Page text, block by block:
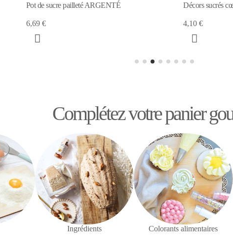
Décors sucrés cœurs rouges 55g
4,10 €
Complétez votre panier
Ingrédients Colorants alimentaires